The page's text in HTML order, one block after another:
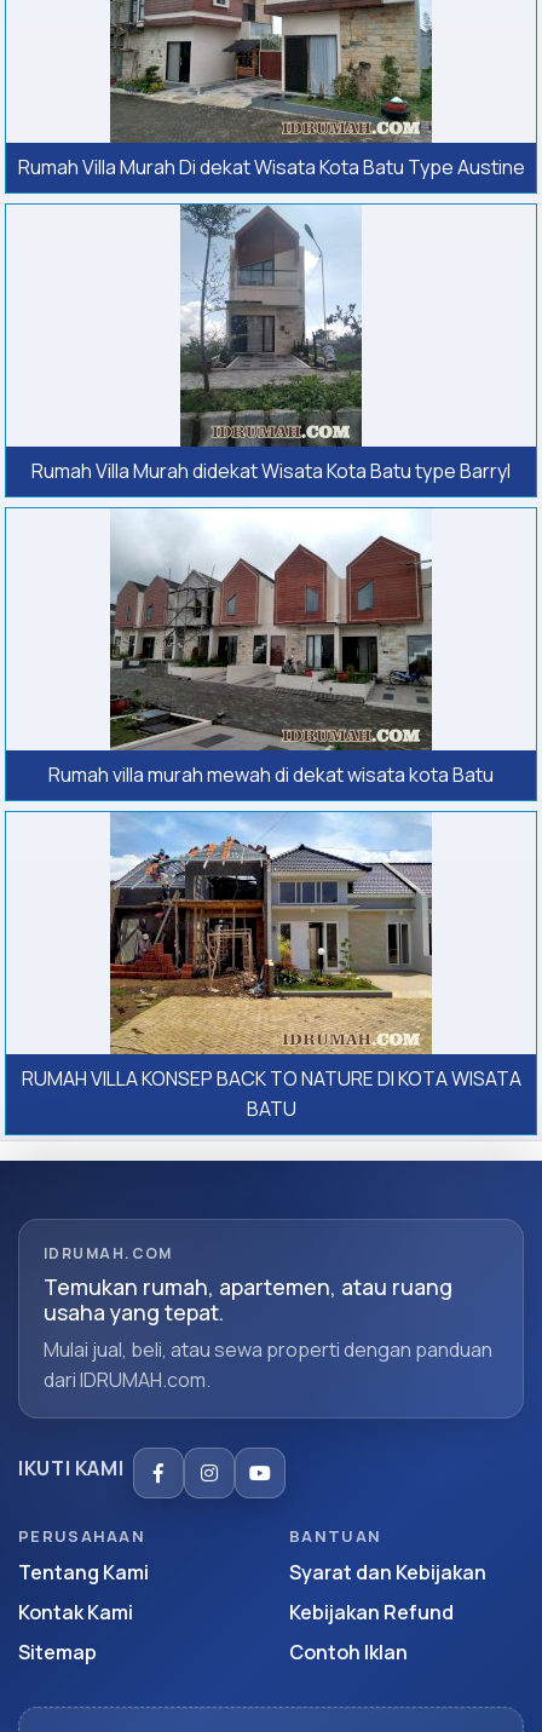
Rumah Villa Murah Di dekat Wisata Kota Batu Type Austine
Rumah Villa Murah didekat Wisata Kota Batu type Barryl
Rumah villa murah mewah di dekat wisata kota Batu
RUMAH VILLA KONSEP BACK TO NATURE DI KOTA WISATA
BATU
IDRUMAH.COM
Temukan rumah, apartemen, atau ruang
usaha yang tepat.
Mulai jual, beli, atau sewa properti dengan panduan
dari IDRUMAH.com.
IKUTI KAMI
PERUSAHAAN
Tentang Kami
Kontak Kami
Sitemap
BANTUAN
Syarat dan Kebijakan
Kebijakan Refund
Contoh Iklan